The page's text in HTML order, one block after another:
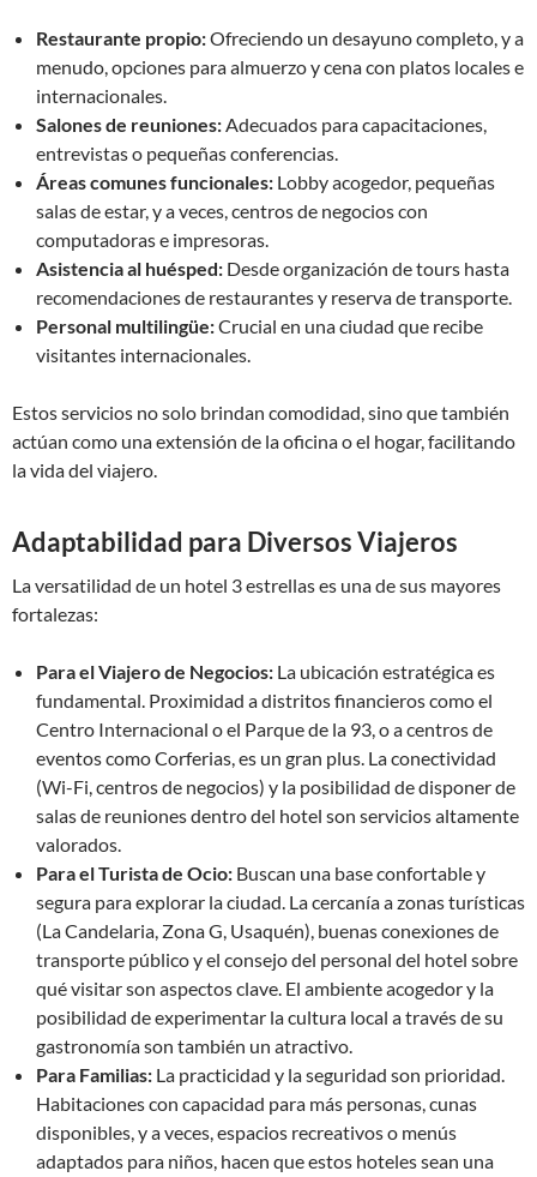
Restaurante propio:Ofreciendo un desayuno completo, y a
menudo, opciones para almuerzo y cena con platos locales e
internacionales.
Salones de reuniones:Adecuados para capacitaciones,
entrevistas o pequeñas conferencias.
Áreas comunes funcionales: Lobby acogedor, pequeñas
salas de estar, y a veces, centros de negocios con
computadoras e impresoras.
Asistencia al huésped: Desde organización de tours hasta
recomendaciones de restaurantes y reserva de transporte.
Personal multilingüe:Crucial en una ciudad que recibe
visitantes internacionales.
Estos servicios no solo brindan comodidad, sino que también
actúan como una extensión de la oficina o el hogar, facilitando
la vida del viajero.
Adaptabilidad para Diversos Viajeros
La versatilidad de un hotel 3 estrellas es una de sus mayores
fortalezas:
Para el Viajero de Negocios: La ubicación estratégica es
fundamental. Proximidad a distritos financieros como el
Centro Internacional o el Parque de la 93, o a centros de
eventos como Corferias, es un gran plus. La conectividad
(Wi-Fi, centros de negocios) y la posibilidad de disponer de
salas de reuniones dentro del hotel son servicios altamente
valorados.
Para el Turista de Ocio: Buscan una base confortable y
segura para explorar la ciudad. La cercanía a zonas turísticas
(La Candelaria, Zona G, Usaquén), buenas conexiones de
transporte público y el consejo del personal del hotel sobre
qué visitar son aspectos clave. El ambiente acogedor y la
posibilidad de experimentar la cultura local a través de su
gastronomía son también un atractivo.
Para Familias: La practicidad y la seguridad son prioridad.
Habitaciones con capacidad para más personas, cunas
disponibles, y a veces, espacios recreativos o menús
adaptados para niños, hacen que estos hoteles sean una